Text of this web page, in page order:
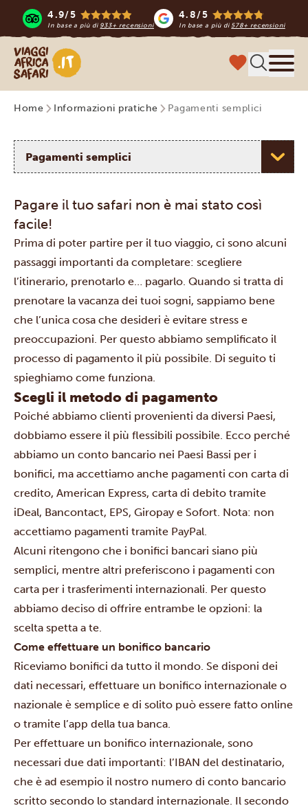
4.9/5
In base a più di 933+ recensioni
4.8/5
In base a più di578+ recensioni
Viaggi Africa Safari
Home Informazioni pratiche Pagamenti semplici
Selezionare un argomento
Pagare il tuo safari non è mai stato così
facile!
Prima di poter partire per il tuo viaggio, ci sono alcuni
passaggi importanti da completare: scegliere
l’itinerario, prenotarlo e… pagarlo. Quando si tratta di
prenotare la vacanza dei tuoi sogni, sappiamo bene
che l’unica cosa che desideri è evitare stress e
preoccupazioni. Per questo abbiamo semplificato il
processo di pagamento il più possibile. Di seguito ti
spieghiamo come funziona.
Scegli il metodo di pagamento
Poiché abbiamo clienti provenienti da diversi Paesi,
dobbiamo essere il più flessibili possibile. Ecco perché
abbiamo un conto bancario nei Paesi Bassi per i
bonifici, ma accettiamo anche pagamenti con carta di
credito, American Express, carta di debito tramite
iDeal, Bancontact, EPS, Giropay e Sofort. Nota: non
accettiamo pagamenti tramite PayPal.
Alcuni ritengono che i bonifici bancari siano più
semplici, mentre altri preferiscono i pagamenti con
carta per i trasferimenti internazionali. Per questo
abbiamo deciso di offrire entrambe le opzioni: la
scelta spetta a te.
Come effettuare un bonifico bancario
Riceviamo bonifici da tutto il mondo. Se disponi dei
dati necessari, effettuare un bonifico internazionale o
nazionale è semplice e di solito può essere fatto online
o tramite l’app della tua banca.
Per effettuare un bonifico internazionale, sono
necessari due dati importanti: l’IBAN del destinatario,
che è ad esempio il nostro numero di conto bancario
scritto secondo lo standard internazionale. Il secondo